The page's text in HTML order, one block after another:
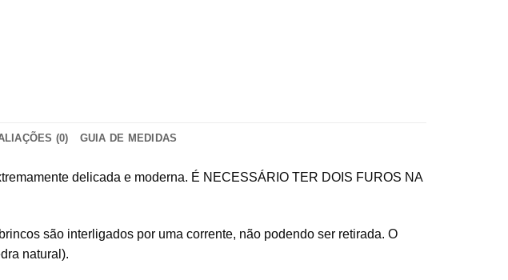
(0) GUIA DE MEDIDAS
delicada e moderna. É NECESSÁRIO TER DOIS FUROS NA
são interligados por uma corrente, não podendo ser retirada. O
natural).